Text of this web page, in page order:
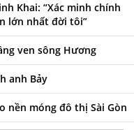
Khai: “Xác minh chính
lớn nhất đời tôi”
ven sông Hương
anh Bảy
nền móng đô thị Sài Gòn